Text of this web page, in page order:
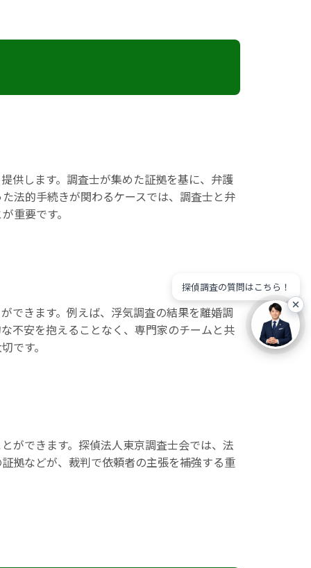
供します。調査士が集めた証拠を基に、弁護
法的手続きが関わるケースでは、調査士と弁
重要です。
できます。例えば、浮気調査の結果を離婚調
不安を抱えることなく、専門家のチームと共
です。
ができます。探偵法人東京調査士会では、法
拠などが、裁判で依頼者の主張を補強する重
探偵調査の質問はこちら！